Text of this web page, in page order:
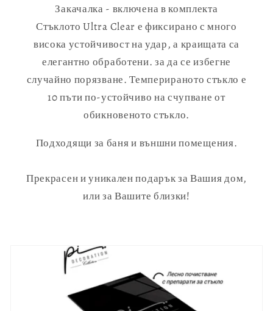
Закачалка - включена в комплекта
Стъклото Ultra Clear е фиксирано с много
висока устойчивост на удар, а краищата са
елегантно обработени. за да се избегне
случайно порязване. Темперираното стъкло е
10 пъти по-устойчиво на счупване от
обикновеното стъкло.
Подходящи за баня и външни помещения.
Прекрасен и уникален подарък за Вашия дом,
или за Вашите близки!